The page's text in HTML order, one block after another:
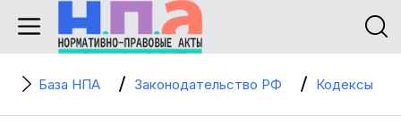
База НПА Законодательство РФ Кодексы